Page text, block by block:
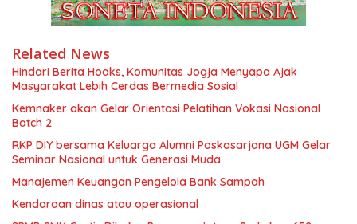
Related News
Hindari Berita Hoaks, Komunitas Jogja Menyapa Ajak
Masyarakat Lebih Cerdas Bermedia Sosial
Kemnaker akan Gelar Orientasi Pelatihan Vokasi Nasional
Batch 2
RKP DIY bersama Keluarga Alumni Paskasarjana UGM Gelar
Seminar Nasional untuk Generasi Muda
Manajemen Keuangan Pengelola Bank Sampah
Kendaraan dinas atau operasional